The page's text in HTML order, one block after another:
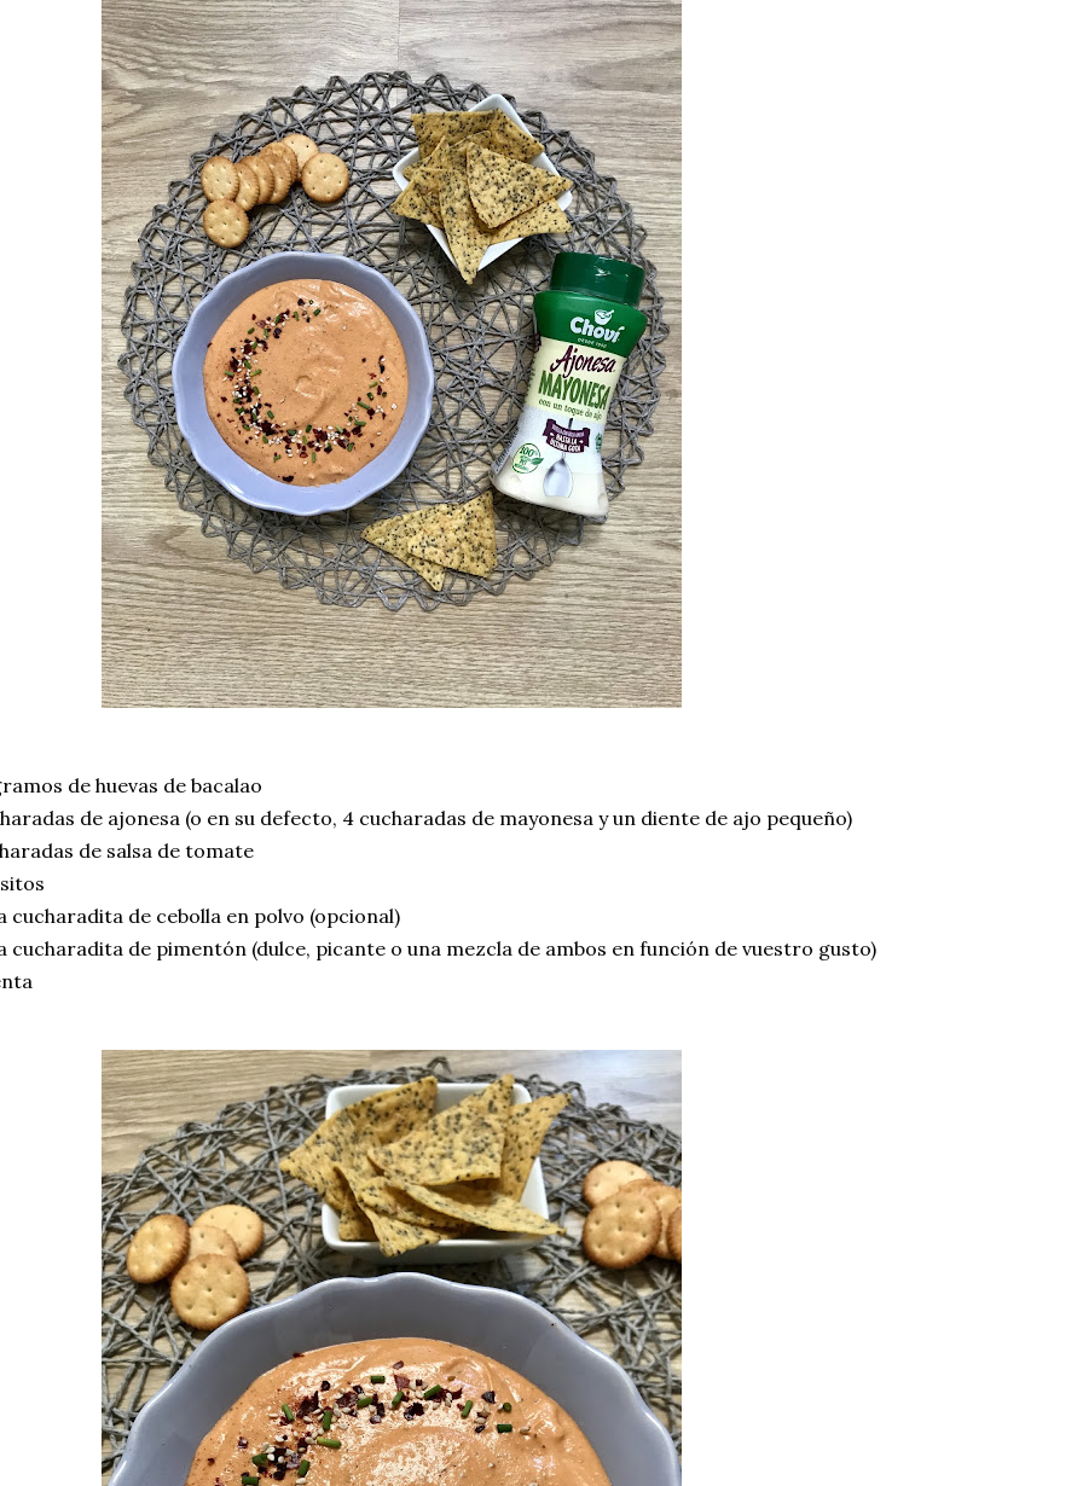
de huevas de bacalao
de ajonesa (o en su defecto, 4 cucharadas de mayonesa y un diente de ajo pequeño)
de salsa de tomate
cucharadita de cebolla en polvo (opcional)
cucharadita de pimentón (dulce, picante o una mezcla de ambos en función de vuestro gusto)